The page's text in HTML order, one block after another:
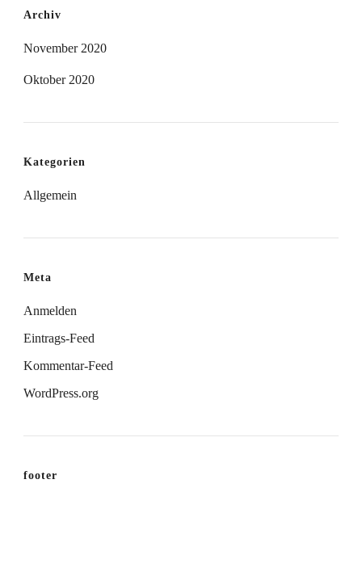
Archiv
November 2020
Oktober 2020
Kategorien
Allgemein
Meta
Anmelden
Eintrags-Feed
Kommentar-Feed
WordPress.org
footer